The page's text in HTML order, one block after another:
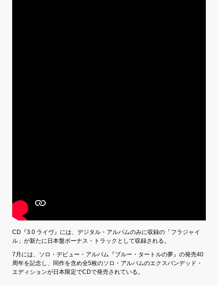
CD『3.0 ライヴ』には、デジタル・アルバムのみに収録の「フラジャイ
ル」が新たに日本盤ボーナス・トラックとして収録される。
7月には、ソロ・デビュー・アルバム『ブルー・タートルの夢』の発売40
周年を記念し、同作を含め全5枚のソロ・アルバムのエクスパンデッド・
エディションが日本限定でCDで発売されている。